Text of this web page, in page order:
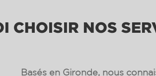
CHOISIR NOS
Basés en Gironde, nous